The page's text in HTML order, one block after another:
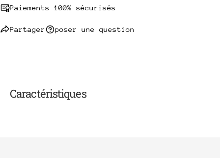
Paiements 100% sécurisés
Partager poser une question
Caractéristiques